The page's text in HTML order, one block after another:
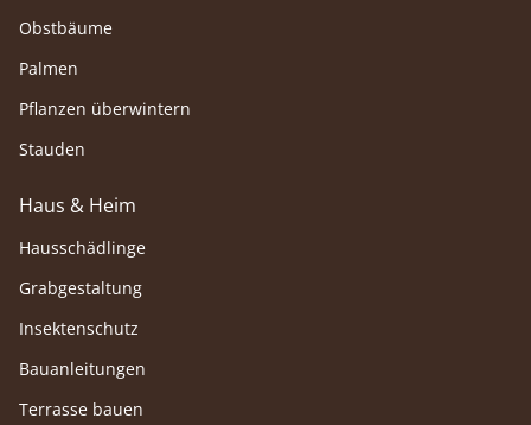
Obstbäume
Palmen
Pflanzen überwintern
Stauden
Haus & Heim
Hausschädlinge
Grabgestaltung
Insektenschutz
Bauanleitungen
Terrasse bauen